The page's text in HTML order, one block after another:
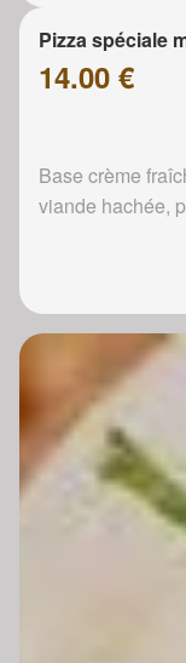
Pizza spéciale
14.00 €
Base crème
viande hachée,